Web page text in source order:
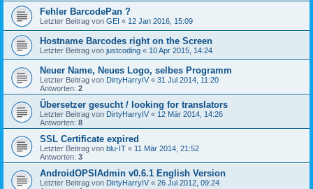
Fehler BarcodePan ?
Letzter Beitrag von GEI « 12 Jan 2016, 15:09
Hostname Barcodes right on the Screen
Letzter Beitrag von justcoding « 10 Apr 2015, 14:24
Neuer Name, Neues Logo, selbes Programm
Letzter Beitrag von DirtyHarryIV « 31 Jul 2014, 11:20
Antworten: 2
Übersetzer gesucht / looking for translators
Letzter Beitrag von DirtyHarryIV « 12 Mär 2014, 14:26
Antworten: 8
SSL Certificate expired
Letzter Beitrag von blu-IT « 11 Mär 2014, 21:52
Antworten: 3
AndroidOPSIAdmin v0.6.1 English Version
Letzter Beitrag von DirtyHarryIV « 26 Jul 2012, 09:24